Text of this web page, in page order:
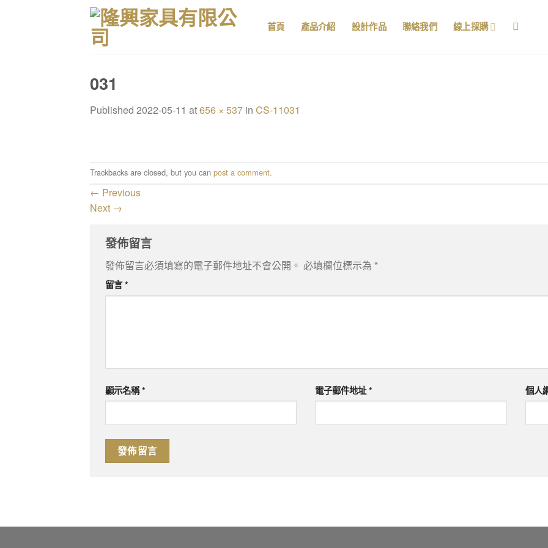
首頁 產品介紹 設計作品 聯絡我們 線上採購
031
Published 2022-05-11 at656 × 537 in CS-11031
Trackbacks are closed, but you can post a comment.
← Previous
Next →
發佈留言
發佈留言必須填寫的電子郵件地址不會公開。 必填欄位標示為 *
留言*
顯示名稱* 電子郵件地址* 個人